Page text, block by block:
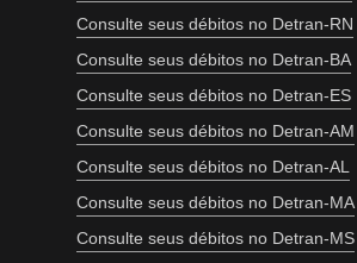
Consulte seus débitos no Detran-RN
Consulte seus débitos no Detran-BA
Consulte seus débitos no Detran-ES
Consulte seus débitos no Detran-AM
Consulte seus débitos no Detran-AL
Consulte seus débitos no Detran-MA
Consulte seus débitos no Detran-MS